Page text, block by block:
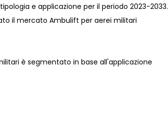
e applicazione per il periodo 2023-2033.
il mercato Ambulift per aerei militari
è segmentato in base all'applicazione